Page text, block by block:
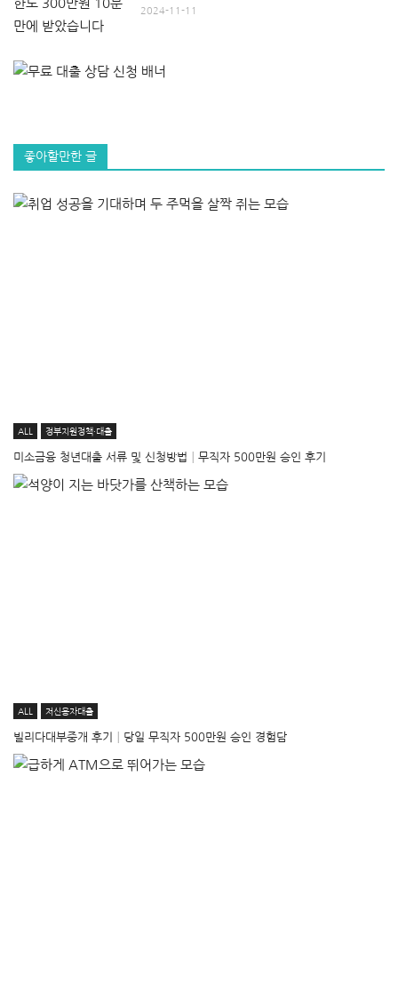
2024-11-11
좋아할만한 글
ALL 정부지원정책·대출
미소금융 청년대출 서류 및 신청방법│무직자 500만원 승인 후기
ALL 저신용자대출
빌리다대부중개 후기│당일 무직자 500만원 승인 경험담